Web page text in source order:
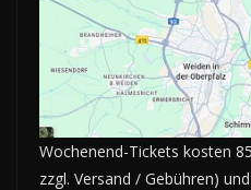
Wochenend-Tickets kosten
zzgl. Versand / Gebühren)